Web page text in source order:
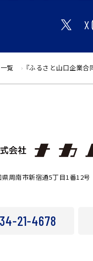
X
覧 『ふるさと山口企業合
周南市新宿通5丁目1番12号
21-4678